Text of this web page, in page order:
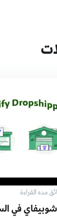
شوبيفاي في